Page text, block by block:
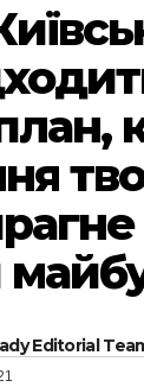
Editorial